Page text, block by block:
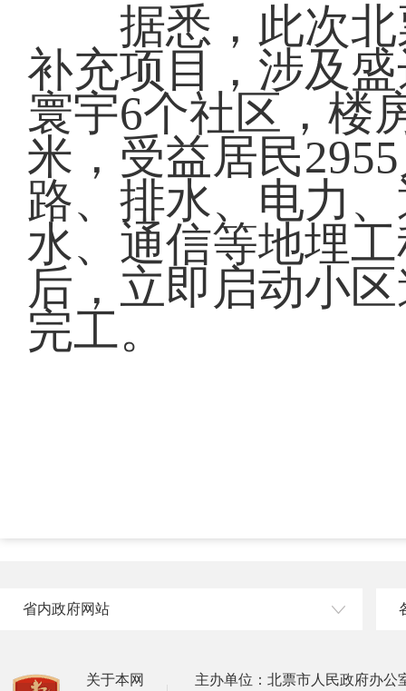
据悉，此次北
补充项目，涉及
寰宇6个社区，楼
米，受益居民
路、排水、电力
水、通信等地埋
后，立即启动小
完工。
省内政府网站
关于本网
主办单位：北票市人民政府办公